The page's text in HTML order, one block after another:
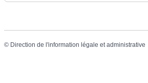
© Direction de l'information légale et administrative